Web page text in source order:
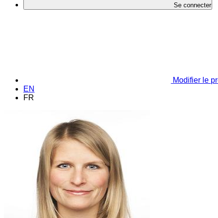
Se connecter
Modifier le
EN
FR